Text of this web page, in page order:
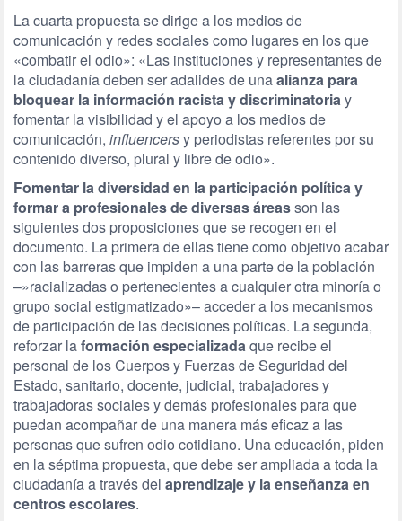
La cuarta propuesta se dirige a los medios de
comunicación y redes sociales como lugares en los que
«combatir el odio»: «Las instituciones y representantes de
la ciudadanía deben ser adalides de unaalianza para
bloquear la información racista y discriminatoriay
fomentar la visibilidad y el apoyo a los medios de
comunicación, influencersy periodistas referentes por su
contenido diverso, plural y libre de odio».
Fomentar la diversidad en la participación política y
formar a profesionales de diversas áreasson las
siguientes dos proposiciones que se recogen en el
documento. La primera de ellas tiene como objetivo acabar
con las barreras que impiden a una parte de la población
–»racializadas o pertenecientes a cualquier otra minoría o
grupo social estigmatizado»– acceder a los mecanismos
de participación de las decisiones políticas. La segunda,
reforzar laformación especializadaque recibe el
personal de los Cuerpos y Fuerzas de Seguridad del
Estado, sanitario, docente, judicial, trabajadores y
trabajadoras sociales y demás profesionales para que
puedan acompañar de una manera más eficaz a las
personas que sufren odio cotidiano. Una educación, piden
en la séptima propuesta, que debe ser ampliada a toda la
ciudadanía a través del aprendizaje y la enseñanza en
centros escolares.